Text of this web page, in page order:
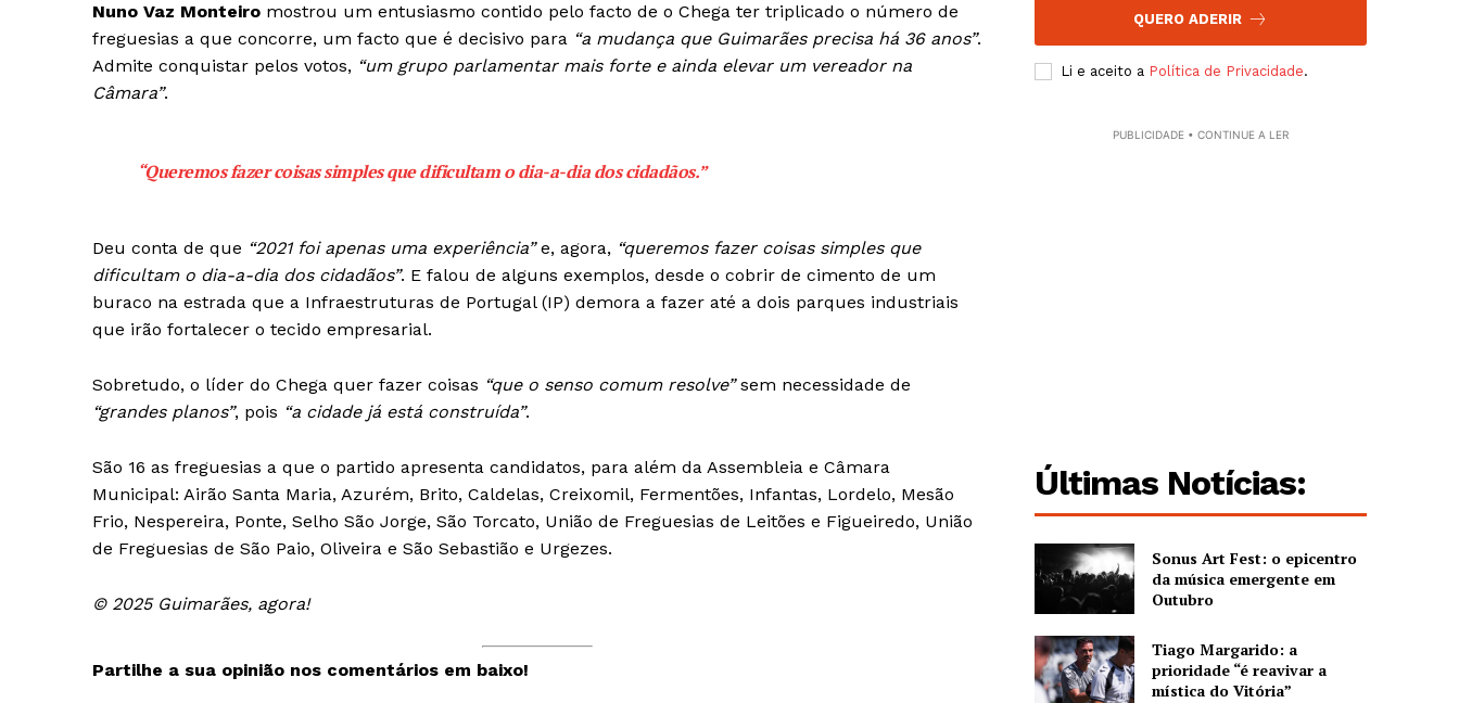
Guimarães, agora!
SUBSCREVA JÁ!
Artigos
Grande Entrevista
Publicidade
Nuno Vaz Monteiro mostrou um entusiasmo contido pelo facto de o Chega ter triplicado o número de
freguesias a que concorre, um facto que é decisivo para “a mudança que Guimarães precisa há 36 anos”.
Admite conquistar pelos votos, “um grupo parlamentar mais forte e ainda elevar um vereador na
Câmara”.
“Queremos fazer coisas simples que dificultam o dia-a-dia dos cidadãos.”
Deu conta de que “2021 foi apenas uma experiência”e, agora, “queremos fazer coisas simples que
dificultam o dia-a-dia dos cidadãos”. E falou de alguns exemplos, desde o cobrir de cimento de um
buraco na estrada que a Infraestruturas de Portugal (IP) demora a fazer até a dois parques industriais
que irão fortalecer o tecido empresarial.
Sobretudo, o líder do Chega quer fazer coisas “que o senso comum resolve”sem necessidade de
“grandes planos”, pois “a cidade já está construída”.
São 16 as freguesias a que o partido apresenta candidatos, para além da Assembleia e Câmara
Municipal: Airão Santa Maria, Azurém, Brito, Caldelas, Creixomil, Fermentões, Infantas, Lordelo, Mesão
Frio, Nespereira, Ponte, Selho São Jorge, São Torcato, União de Freguesias de Leitões e Figueiredo, União
de Freguesias de São Paio, Oliveira e São Sebastião e Urgezes.
© 2025 Guimarães, agora!
Partilhe a sua opinião nos comentários em baixo!
QUERO ADERIR
Li e aceito a Política de Privacidade.
PUBLICIDADE • CONTINUE A LER
Últimas Notícias:
Sonus Art Fest: o epicentro
da música emergente em
Outubro
Tiago Margarido: a
prioridade “é reavivar a
mística do Vitória”